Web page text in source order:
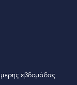
εβδομάδας